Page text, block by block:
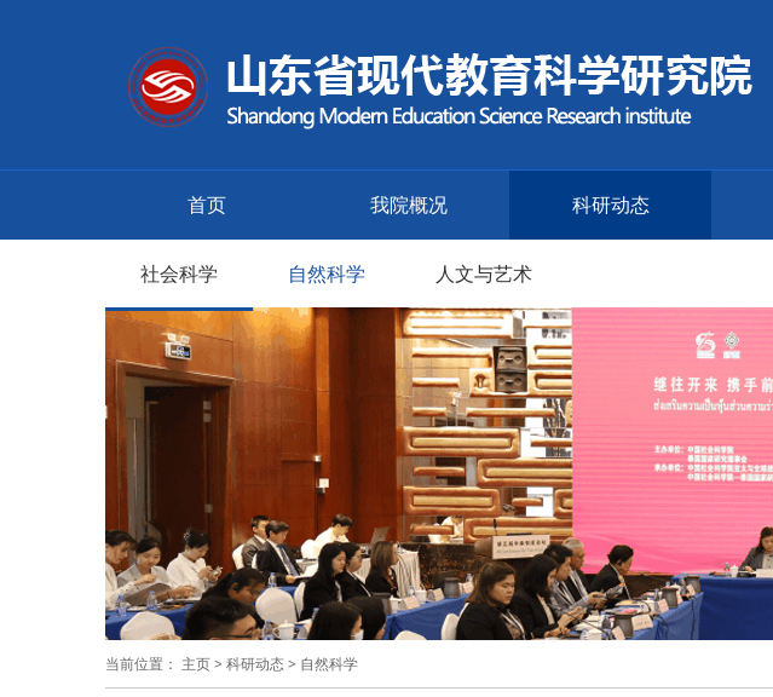
首页 我院概况 科研动态
社会科学 自然科学 人文与艺术
当前位置： 主页> 科研动态> 自然科学